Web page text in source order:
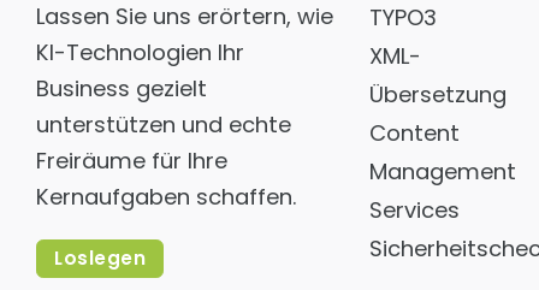
Lassen Sie uns erörtern, wie
KI-Technologien Ihr
Business gezielt
unterstützen und echte
Freiräume für Ihre
Kernaufgaben schaffen.
Loslegen
TYPO3
XML-
Übersetzung
Content
Management
Services